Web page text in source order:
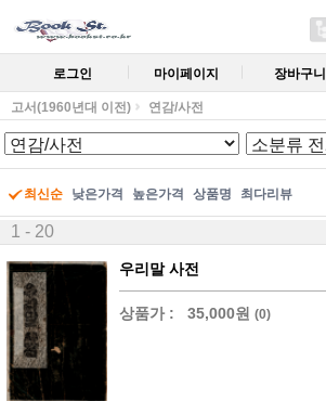
로그인 마이페이지 장바구니
고서(1960년대 이전) 연감/사전
최신순 낮은가격 높은가격 상품명 최다리뷰
1 - 20
우리말 사전
상품가 : 35,000원 (0)